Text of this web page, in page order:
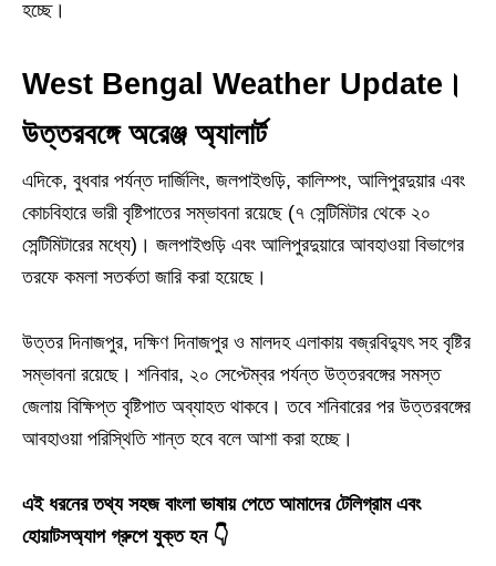
হচ্ছে।
West Bengal Weather Update।
উত্তরবঙ্গে অরেঞ্জ অ্যালার্ট
এদিকে, বুধবার পর্যন্ত দার্জিলিং, জলপাইগুড়ি, কালিম্পং, আলিপুরদুয়ার এবং
কোচবিহারে ভারী বৃষ্টিপাতের সম্ভাবনা রয়েছে (৭ সেন্টিমিটার থেকে ২০
সেন্টিমিটারের মধ্যে)। জলপাইগুড়ি এবং আলিপুরদুয়ারে আবহাওয়া বিভাগের
তরফে কমলা সতর্কতা জারি করা হয়েছে।
উত্তর দিনাজপুর, দক্ষিণ দিনাজপুর ও মালদহ এলাকায় বজ্রবিদ্যুৎ সহ বৃষ্টির
সম্ভাবনা রয়েছে। শনিবার, ২০ সেপ্টেম্বর পর্যন্ত উত্তরবঙ্গের সমস্ত
জেলায় বিক্ষিপ্ত বৃষ্টিপাত অব্যাহত থাকবে। তবে শনিবারের পর উত্তরবঙ্গের
আবহাওয়া পরিস্থিতি শান্ত হবে বলে আশা করা হচ্ছে।
এই ধরনের তথ্য সহজ বাংলা ভাষায় পেতে আমাদের টেলিগ্রাম এবং
হোয়াটসঅ্যাপ গ্রুপে যুক্ত হন 👇